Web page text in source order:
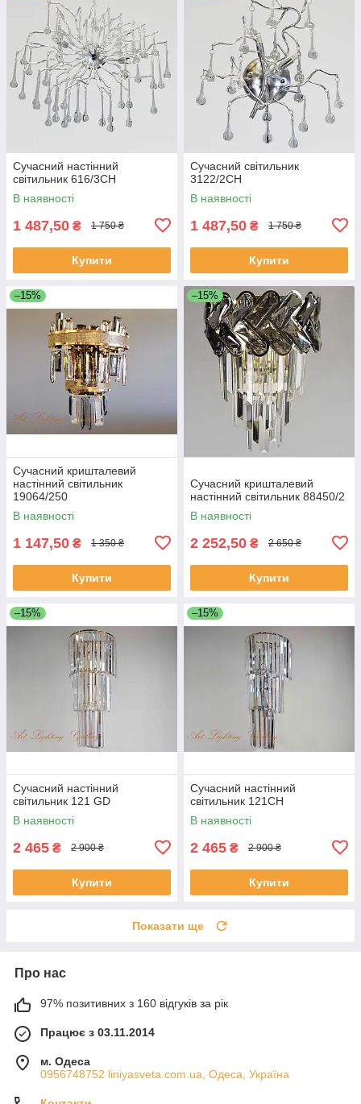
Сучасний настінний
світильник 616/3CH
В наявності
1 487,50 ₴ 1 750 ₴
Купити
Сучасний світильник
3122/2CH
В наявності
1 487,50 ₴ 1 750 ₴
Купити
–15%
Сучасний кришталевий
настінний світильник
19064/250
В наявності
1 147,50 ₴ 1 350 ₴
Купити
–15%
Сучасний кришталевий
настінний світильник 88450/2
В наявності
2 252,50 ₴ 2 650 ₴
Купити
–15%
Сучасний настінний
світильник 121 GD
В наявності
2 465 ₴ 2 900 ₴
Купити
–15%
Сучасний настінний
світильник 121CH
В наявності
2 465 ₴ 2 900 ₴
Купити
Показати ще
Про нас
97% позитивних з 160 відгуків за рік
Працює з 03.11.2014
м. Одеса
0956748752 liniyasveta.com.ua, Одеса, Україна